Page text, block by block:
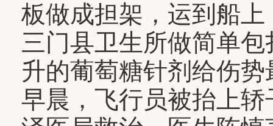
板做成担架，运到船
三门县卫生所做简单
升的葡萄糖针剂给伤
早晨，飞行员被抬上